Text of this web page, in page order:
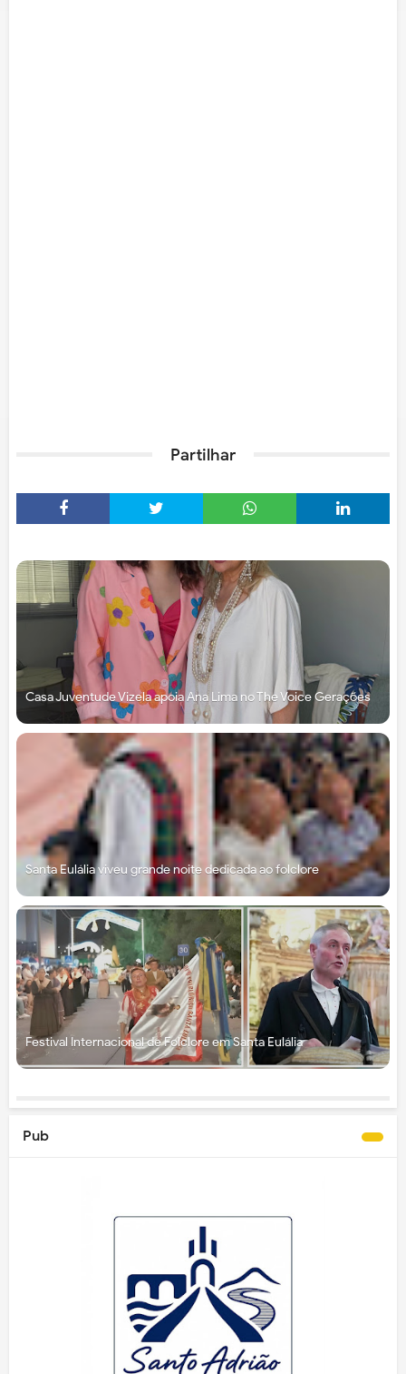
Partilhar
Casa Juventude Vizela apoia Ana Lima no The Voice Gerações
Santa Eulália viveu grande noite dedicada ao folclore
Festival Internacional de Folclore em Santa Eulália
Pub